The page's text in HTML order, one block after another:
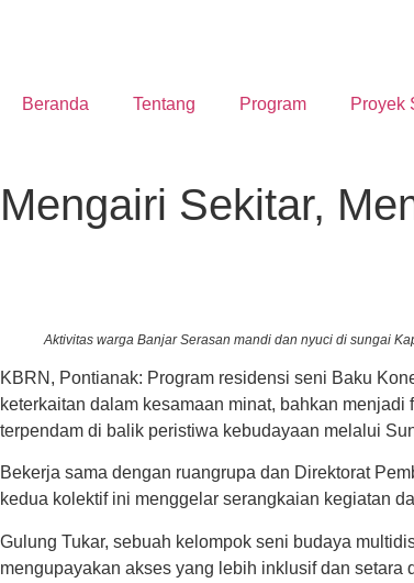
Beranda Tentang Program Proyek
Mengairi Sekitar,
Aktivitas warga Banjar Serasan mandi dan nyuci di sungai
KBRN, Pontianak: Program residensi seni Baku
keterkaitan dalam kesamaan minat, bahkan
terpendam di balik peristiwa kebudayaan melalui
Bekerja sama dengan ruangrupa dan Direktorat
kedua kolektif ini menggelar serangkaian kegiatan
Gulung Tukar, sebuah kelompok seni budaya
mengupayakan akses yang lebih inklusif dan